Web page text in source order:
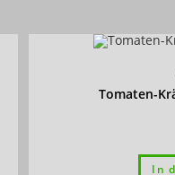
Tomaten-
In